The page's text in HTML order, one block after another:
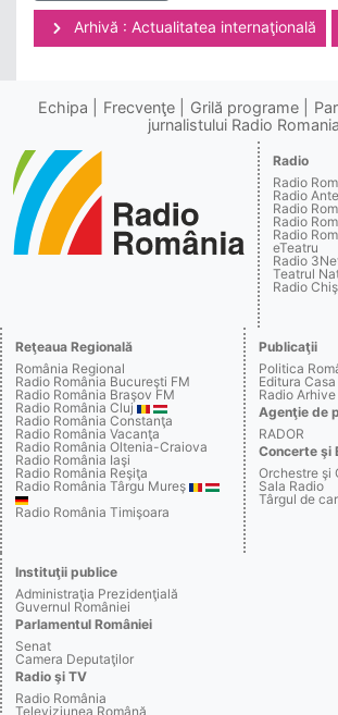
Arhivă : Actualitatea internaţională
Echipa Frecvenţe Grilă programe
jurnalistului Radio Romania
Radio
Radio
Radio
Radio
Radio
Radio
eTeatru
Radio
Teatrul
Radio
Reţeaua Regională
România Regional
Radio România Bucureşti FM
Radio România Braşov FM
Radio România Cluj
Radio România Constanţa
Radio România Vacanţa
Radio România Oltenia-Craiova
Radio România Iaşi
Radio România Reşiţa
Radio România Târgu Mureş
Radio România Timişoara
Publicaţii
Politica
Editura
Radio Arhive
Agenţie de
RADOR
Concerte şi
Orchestre şi
Sala Radio
Târgul de
Instituţii publice
Administraţia Prezidenţială
Guvernul României
Parlamentul României
Senat
Camera Deputaţilor
Radio şi TV
Radio România
Televiziunea Română